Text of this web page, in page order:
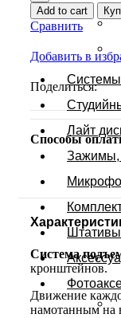
Лайт
Зажимы,
Add to cart
Сравнить
Добавить в
Поделиться:
Способы
Система
кронштейнов.
Движение
намотанным на